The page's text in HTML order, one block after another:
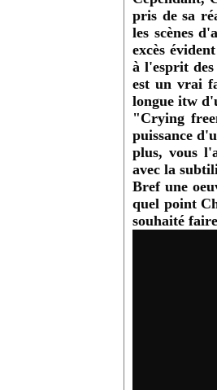
pris de sa
les scènes
excès
à l'esprit
est un vrai
longue itw
"Crying
puissance
plus, vous
avec la
Bref une
quel point
souhaité